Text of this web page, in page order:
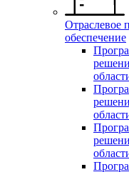
Отраслевое
обеспечение